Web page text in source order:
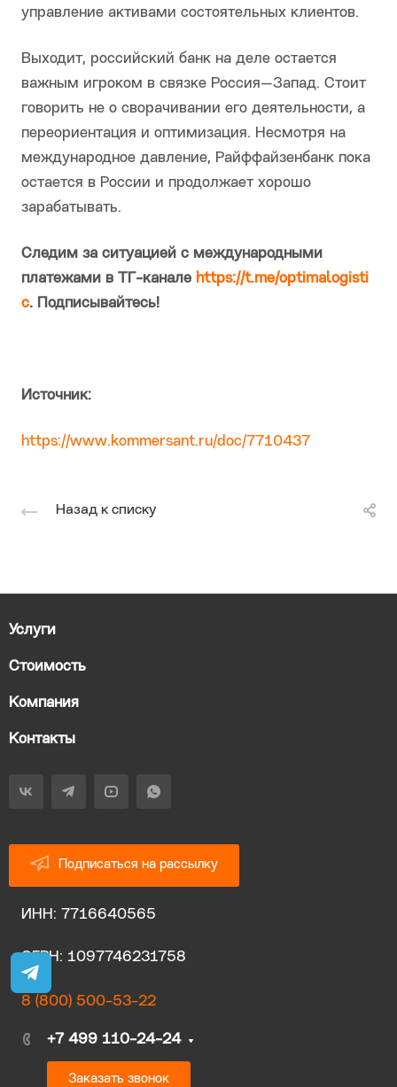
управление активами состоятельных клиентов.
Выходит, российский банк на деле остается
важным игроком в связке Россия—Запад. Стоит
говорить не о сворачивании его деятельности, а
переориентация и оптимизация. Несмотря на
международное давление, Райффайзенбанк пока
остается в России и продолжает хорошо
зарабатывать.
Следим за ситуацией с международными
платежами в ТГ-канале https://t.me/optimalogisti
c. Подписывайтесь!
Источник:
https://www.kommersant.ru/doc/7710437
Назад к списку
Услуги
Стоимость
Компания
Контакты
Подписаться на рассылку
ИНН: 7716640565
ОГРН: 1097746231758
8 (800) 500-53-22
+7 499 110-24-24
Заказать звонок